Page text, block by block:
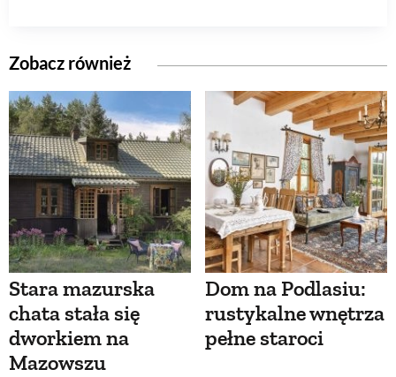
Zobacz również
Stara mazurska
chata stała się
dworkiem na
Mazowszu
Dom na Podlasiu:
rustykalne wnętrza
pełne staroci